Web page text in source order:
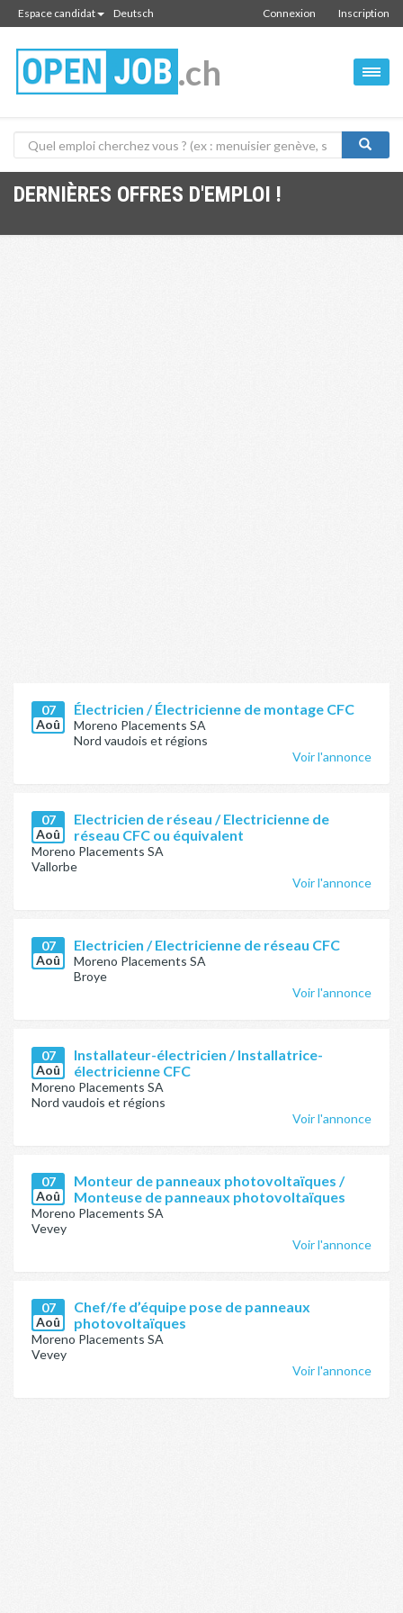
Espace candidat Deutsch Inscription
Connexion
.ch
DERNIÈRES OFFRES D'EMPLOI !
07
Aoû
Électricien / Électricienne de montage CFC
Moreno Placements SA
Nord vaudois et régions
Voir l'annonce
07
Aoû
Electricien de réseau / Electricienne de
réseau CFC ou équivalent
Moreno Placements SA
Vallorbe
Voir l'annonce
07
Aoû
Electricien / Electricienne de réseau CFC
Moreno Placements SA
Broye
Voir l'annonce
07
Aoû
Installateur-électricien / Installatrice-
électricienne CFC
Moreno Placements SA
Nord vaudois et régions
Voir l'annonce
07
Aoû
Monteur de panneaux photovoltaïques /
Monteuse de panneaux photovoltaïques
Moreno Placements SA
Vevey
Voir l'annonce
07
Aoû
Chef/fe d’équipe pose de panneaux
photovoltaïques
Moreno Placements SA
Vevey
Voir l'annonce